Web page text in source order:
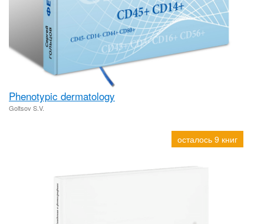
Phenotypic dermatology
Goltsov S.V.
осталось 9 книг